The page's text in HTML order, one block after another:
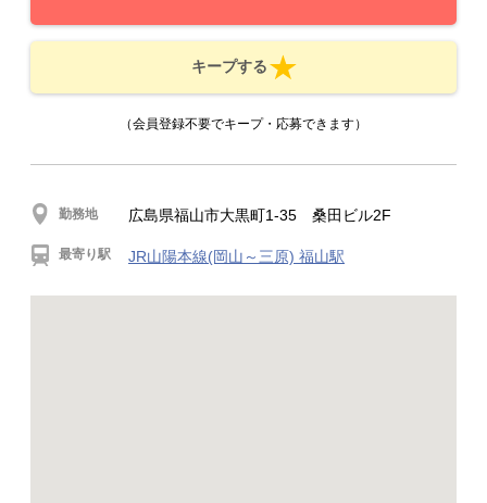
キープする
（会員登録不要でキープ・応募できます）
勤務地 広島県福山市大黒町1-35 桑田ビル2F
最寄り駅 JR山陽本線(岡山～三原) 福山駅